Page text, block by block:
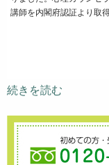
講師を内閣府認証より取
続きを読む